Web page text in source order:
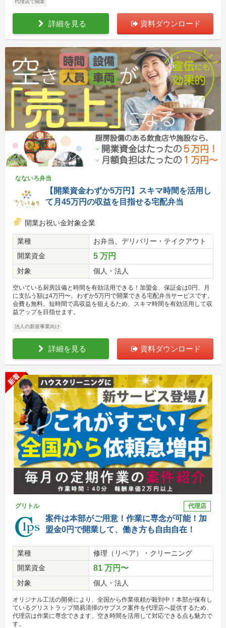
詳細を見る 資料ダウンロード
なないろ弁当
【開業資金わずか5万円】スキマ時間を活用し
て月45万円の収益を目指せる宅配弁当
開業お祝い金対象企業
業種
お弁当、デリバリー・テイクアウト
開業資金
5 万円
対象 個人・法人
空いている厨房設備と時間を有効活用できる！加盟金、保証金は0円、月
に支払う額は4万円〜。わずか5万円で開業できる宅配弁当サービスです。
会費も無料。短時間で高収益を狙えるため、スキマ時間を有効活用して収
益アップを目指せます。
法人の新規事業向け
詳細を見る 資料ダウンロード
新着
グリトル 代理店
案件は本部がご用意！作業に専念が可能！加
盟金0円で開業して、働き方も自由自在！
業種
修理（リペア）・クリーニング
開業資金
81 万円〜
対象 個人・法人
オリジナル工法の開発により、全国から作業依頼が殺到中！本部が保有し
ているグリストラップ簡易清掃のサブスク案件を代理店へ提供するため、
代理店は作業に専念できます。空き時間を活用して対応できる点も魅力で
す。